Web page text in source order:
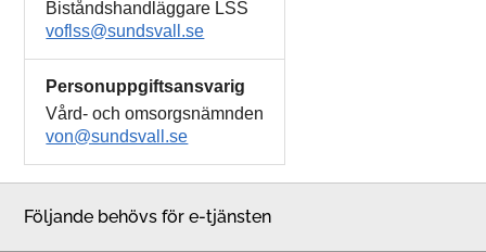
Biståndshandläggare LSS
voflss@sundsvall.se
Personuppgiftsansvarig
Vård- och omsorgsnämnden
von@sundsvall.se
Följande behövs för e-tjänsten